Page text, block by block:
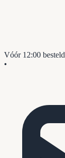
Vóór 12:00 besteld
•